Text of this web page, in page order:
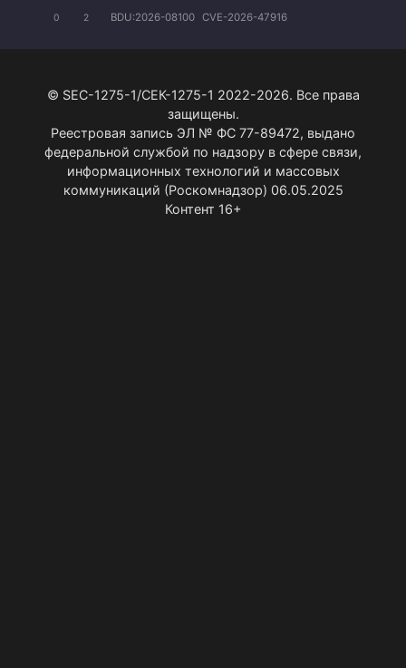
0 2 BDU:2026-08100 CVE-2026-47916
© SEC-1275-1/СЕК-1275-1 2022-2026. Все права
защищены.
Реестровая запись ЭЛ № ФС 77-89472, выдано
федеральной службой по надзору в сфере связи,
информационных технологий и массовых
коммуникаций (Роскомнадзор) 06.05.2025
Контент 16+